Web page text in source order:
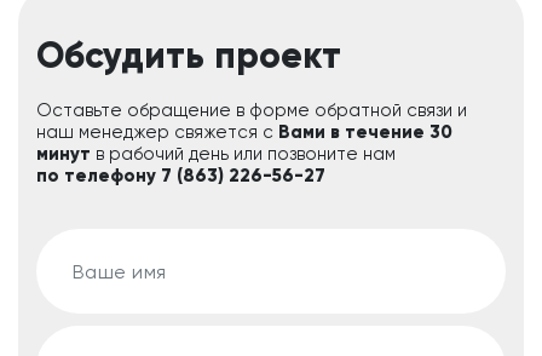
Обсудить проект
Оставьте обращение в форме обратной связи и
наш менеджер свяжется с Вами в течение 30
минут в рабочий день или позвоните нам
по телефону 7 (863) 226-56-27